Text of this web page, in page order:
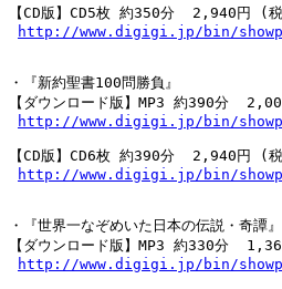
【CD版】CD5枚 約350分  2,940円 (
http://www.digigi.jp/bin/
・『新約聖書100問勝負』
【ダウンロード版】MP3 約390分
http://www.digigi.jp/bin/
【CD版】CD6枚 約390分  2,940円 (
http://www.digigi.jp/bin/
・『世界一なぞめいた日本の伝説・奇譚』
【ダウンロード版】MP3 約330分
http://www.digigi.jp/bin/